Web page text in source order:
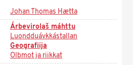
Johan Thomas Hætta
Árbevirolaš máhttu
Luondduávkkástallan
Geografiija
Olbmot ja riikkat